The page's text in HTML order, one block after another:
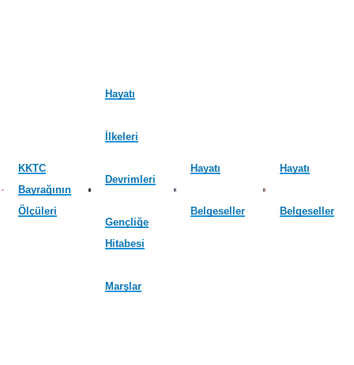
KKTC
Bayrağının
Ölçüleri
Hayatı
İlkeleri
Devrimleri
Gençliğe
Hitabesi
Marşlar
Hayatı
Belgeseller
Hayatı
Belgeseller